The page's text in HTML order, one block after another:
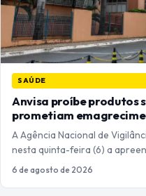
SAÚDE
Anvisa proíbe produtos
prometiam
A Agência Nacional de
nesta quinta-feira (6) a
6 de agosto de 2026